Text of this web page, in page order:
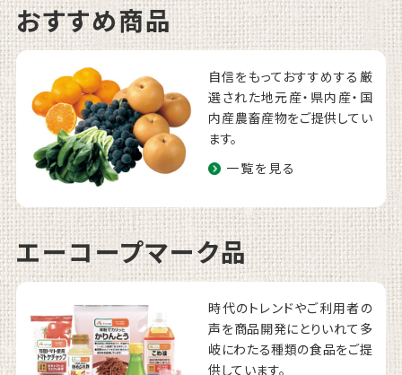
おすすめ商品
自信をもっておすすめする厳
選された地元産・県内産・国
内産農畜産物をご提供してい
ます。
一覧を見る
エーコープマーク品
時代のトレンドやご利用者の
声を商品開発にとりいれて多
岐にわたる種類の食品をご提
供しています。